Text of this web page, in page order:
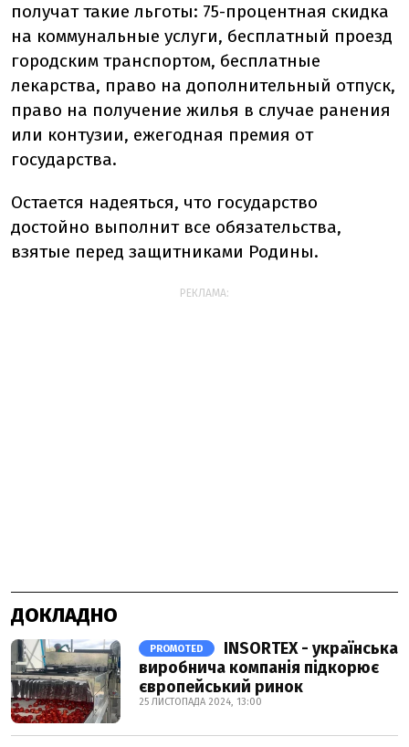
получат такие льготы: 75-процентная скидка
на коммунальные услуги, бесплатный проезд
городским транспортом, бесплатные
лекарства, право на дополнительный отпуск,
право на получение жилья в случае ранения
или контузии, ежегодная премия от
государства.
Остается надеяться, что государство
достойно выполнит все обязательства,
взятые перед защитниками Родины.
РЕКЛАМА:
ДОКЛАДНО
PROMOTED
INSORTEX - українська
виробнича компанія підкорює
європейський ринок
25 ЛИСТОПАДА 2024, 13:00